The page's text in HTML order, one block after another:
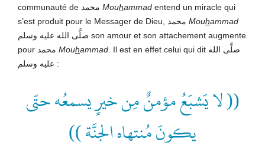
Mouhammad entend un miracle qui
Mouhammad
صلَّى الله عليه وسلم son amour et son attachement augmente
Mouhammad . Il est en effet celui qui dit صلَّى الله
عليه وسلم :
(( لا يَشبَعُ مؤمنٌ مِن خيرٍ يسمعُه حتّى
يكونَ مُنتهاه الجنَّة ))